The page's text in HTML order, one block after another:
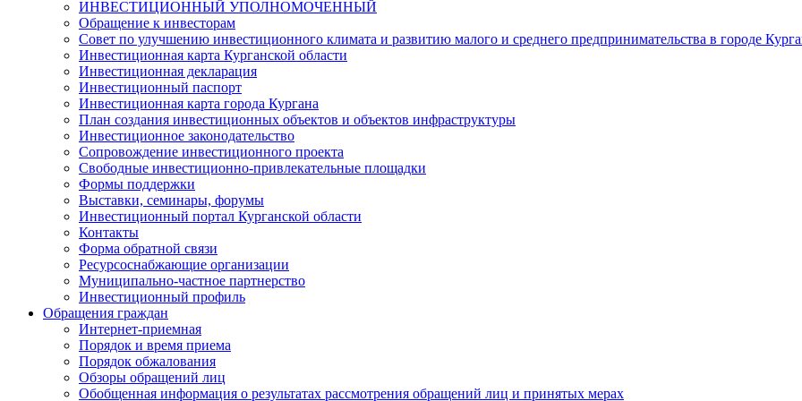
ИНВЕСТИЦИОННЫЙ УПОЛНОМОЧЕННЫЙ
Обращение к инвесторам
Совет по улучшению инвестиционного климата и развитию малого и среднего предпринимательства в городе
Инвестиционная карта Курганской области
Инвестиционная декларация
Инвестиционный паспорт
Инвестиционная карта города Кургана
План создания инвестиционных объектов и объектов инфраструктуры
Инвестиционное законодательство
Сопровождение инвестиционного проекта
Свободные инвестиционно-привлекательные площадки
Формы поддержки
Выставки, семинары, форумы
Инвестиционный портал Курганской области
Контакты
Форма обратной связи
Ресурсоснабжающие организации
Муниципально-частное партнерство
Инвестиционный профиль
Обращения граждан
Интернет-приемная
Порядок и время приема
Порядок обжалования
Обзоры обращений лиц
Обобщенная информация о результатах рассмотрения обращений лиц и принятых мерах